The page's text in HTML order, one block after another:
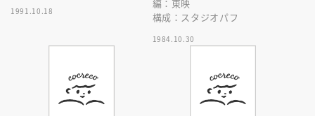
1991.10.18
編：東映
構成：スタジオパフ
1984.10.30